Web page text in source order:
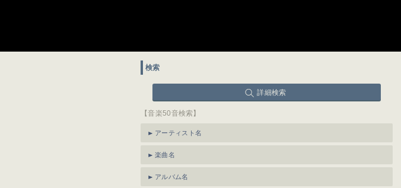
検索
詳細検索
【音楽50音検索】
アーティスト名
楽曲名
アルバム名